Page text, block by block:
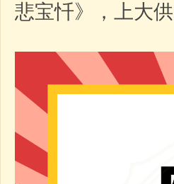
悲宝忏》，上大